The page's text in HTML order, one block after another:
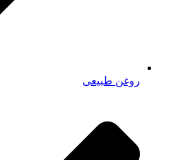
روغن طبیعی